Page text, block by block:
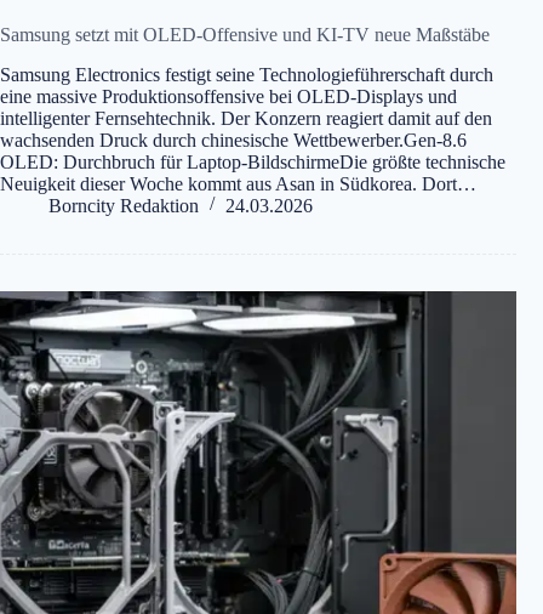
Samsung setzt mit OLED-Offensive und KI-TV neue Maßstäbe
Samsung Electronics festigt seine Technologieführerschaft durch
eine massive Produktionsoffensive bei OLED-Displays und
intelligenter Fernsehtechnik. Der Konzern reagiert damit auf den
wachsenden Druck durch chinesische Wettbewerber.Gen-8.6
OLED: Durchbruch für Laptop-BildschirmeDie größte technische
Neuigkeit dieser Woche kommt aus Asan in Südkorea. Dort…
Borncity Redaktion
24.03.2026